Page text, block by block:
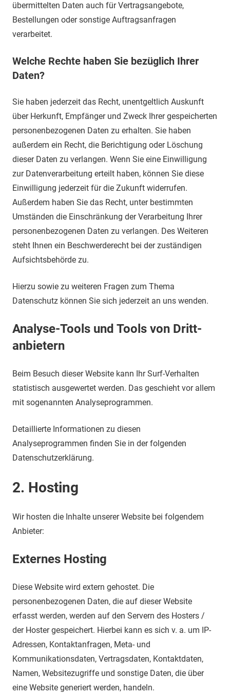
übermittelten Daten auch für Vertragsangebote,
Bestellungen oder sonstige Auftragsanfragen
verarbeitet.
Welche Rechte haben Sie bezüglich Ihrer
Daten?
Sie haben jederzeit das Recht, unentgeltlich Auskunft
über Herkunft, Empfänger und Zweck Ihrer gespeicherten
personenbezogenen Daten zu erhalten. Sie haben
außerdem ein Recht, die Berichtigung oder Löschung
dieser Daten zu verlangen. Wenn Sie eine Einwilligung
zur Datenverarbeitung erteilt haben, können Sie diese
Einwilligung jederzeit für die Zukunft widerrufen.
Außerdem haben Sie das Recht, unter bestimmten
Umständen die Einschränkung der Verarbeitung Ihrer
personenbezogenen Daten zu verlangen. Des Weiteren
steht Ihnen ein Beschwerderecht bei der zuständigen
Aufsichtsbehörde zu.
Hierzu sowie zu weiteren Fragen zum Thema
Datenschutz können Sie sich jederzeit an uns wenden.
Analyse-Tools und Tools von Dritt­
anbietern
Beim Besuch dieser Website kann Ihr Surf-Verhalten
statistisch ausgewertet werden. Das geschieht vor allem
mit sogenannten Analyseprogrammen.
Detaillierte Informationen zu diesen
Analyseprogrammen finden Sie in der folgenden
Datenschutzerklärung.
2. Hosting
Wir hosten die Inhalte unserer Website bei folgendem
Anbieter:
Externes Hosting
Diese Website wird extern gehostet. Die
personenbezogenen Daten, die auf dieser Website
erfasst werden, werden auf den Servern des Hosters /
der Hoster gespeichert. Hierbei kann es sich v. a. um IP-
Adressen, Kontaktanfragen, Meta- und
Kommunikationsdaten, Vertragsdaten, Kontaktdaten,
Namen, Websitezugriffe und sonstige Daten, die über
eine Website generiert werden, handeln.